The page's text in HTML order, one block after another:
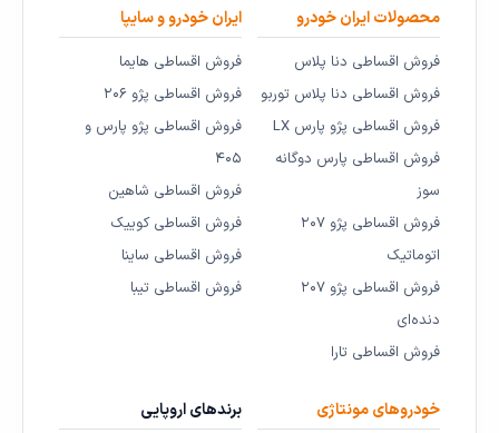
محصولات ایران خودرو
فروش اقساطی دنا پلاس
فروش اقساطی دنا پلاس توربو
فروش اقساطی پژو پارس LX
فروش اقساطی پارس دوگانه
سوز
فروش اقساطی پژو ۲۰۷
اتوماتیک
فروش اقساطی پژو ۲۰۷
دنده‌ای
فروش اقساطی تارا
ایران خودرو و سایپا
فروش اقساطی هایما
فروش اقساطی پژو ۲۰۶
فروش اقساطی پژو پارس و
۴۰۵
فروش اقساطی شاهین
فروش اقساطی کوییک
فروش اقساطی ساینا
فروش اقساطی تیبا
خودروهای مونتاژی برندهای اروپایی